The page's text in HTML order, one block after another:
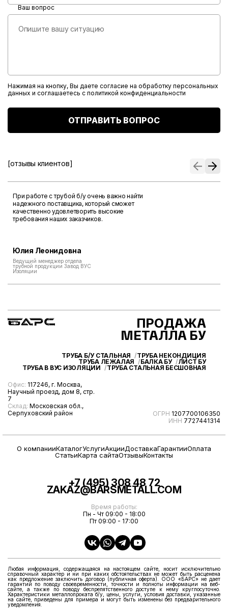
Ваш вопрос
Нажимая на кнопку, Вы даете согласие на обработку персональных
данных и соглашаетесь с политикой конфиденциальности
ОТПРАВИТЬ ВОПРОС
[отзывы клиентов]
При работе с трубой б/у очень важно найти
надежного поставщика, который сможет
качественно удовлетворить высокие
требования наших заказчиков.
Юлия Леонидовна
Ведущий менеджер отдела
трубной продукции Завод ВУС
Изоляции
Офис: 117246, г. Москва,
Научный проезд, дом 8, стр.
7
Склад: Московская обл.,
Серпуховский район
ОГРН 1207700106350
ИНН 7727441314
ПРОДАЖА
МЕТАЛЛА БУ
ТРУБА Б/У СТАЛЬНАЯ
ТРУБА НЕКОНДИЦИЯ
ТРУБА ЛЕЖАЛАЯ
БАЛКА БУ
ЛИСТ БУ
ТРУБА В ВУС ИЗОЛЯЦИИ
ТРУБА СТАЛЬНАЯ БЕСШОВНАЯ
О компанииКаталогУслугиАкцииДоставкаГарантииОплата
СтатьиКарта сайтаОтзывыКонтакты
+7 (495) 308 48 72
ZAKAZ@BARSMETALL.COM
Время работы:
Пн - Чт 09:00 - 18:00
Пт 09:00 - 17:00
Любая информация, содержащаяся на настоящем сайте, носит исключительно
справочный характер и ни при каких обстоятельствах не может быть расценена
как предложение заключить договор (публичная оферта). ООО «БАРС» не дает
гарантий по поводу своевременности, точности и полноты информации на веб-
сайте, а также по поводу беспрепятственного доступе к нему круглосуточно.
Характеристики металлопроката б/у, цены, услуги, условия доставки, указанные
на сайте, приведены для примера и могут быть изменены без предварительного
уведомления.